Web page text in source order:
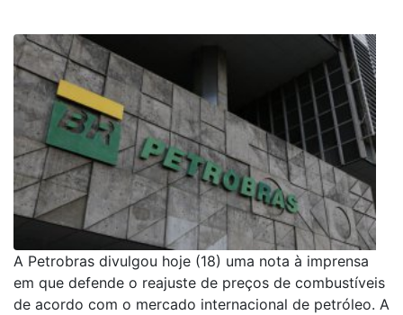
A Petrobras divulgou hoje (18) uma nota à imprensa
em que defende o reajuste de preços de combustíveis
de acordo com o mercado internacional de petróleo. A